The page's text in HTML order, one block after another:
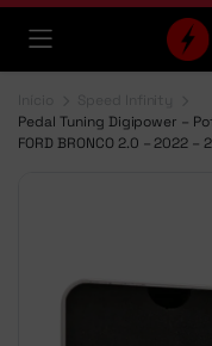
Pedal Tuning Digipower –
FORD BRONCO 2.0 – 2022 –